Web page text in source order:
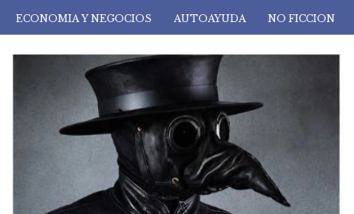
ECONOMIA Y NEGOCIOS AUTOAYUDA NO FICCION